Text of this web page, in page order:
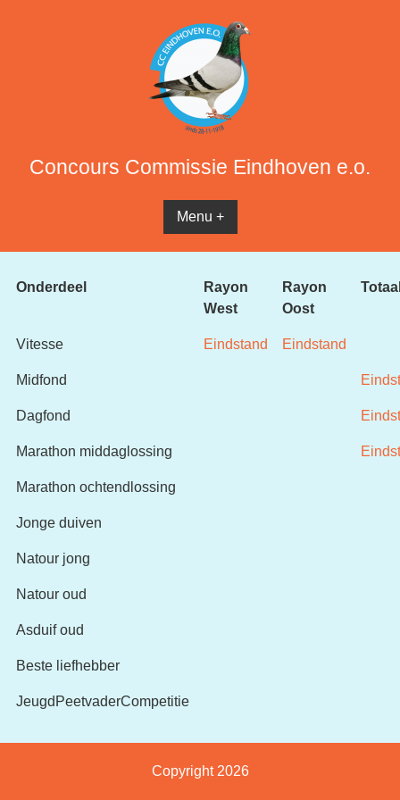
Concours Commissie Eindhoven e.o.
Menu +
Onderdeel
Rayon
West
Rayon
Oost
Vitesse Eindstand Eindstand
Midfond
Dagfond
Marathon middaglossing
Marathon ochtendlossing
Jonge duiven
Natour jong
Natour oud
Asduif oud
Beste liefhebber
JeugdPeetvaderCompetitie
Copyright 2026